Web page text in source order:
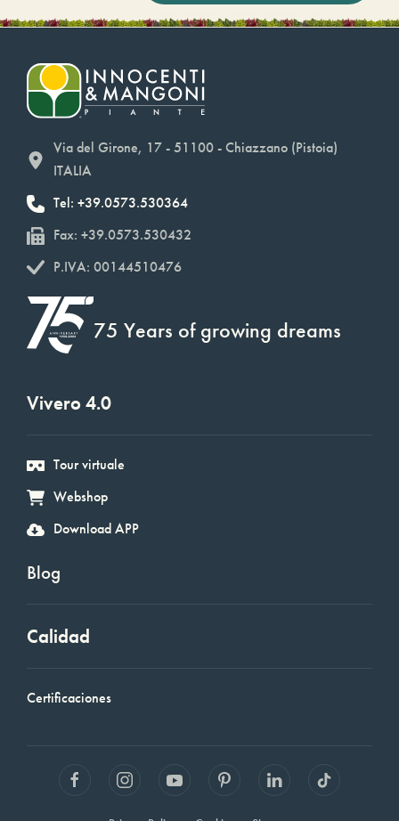
Via del Girone, 17 - 51100 - Chiazzano (Pistoia)
ITALIA
Tel: +39.0573.530364
Fax: +39.0573.530432
P.IVA: 00144510476
75 Years of growing dreams
Vivero 4.0
Tour virtuale
Webshop
Download APP
Blog
Calidad
Certificaciones